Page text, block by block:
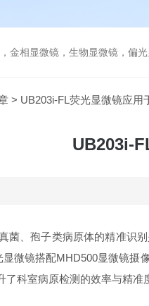
金相显微镜，生物显微镜，偏
> UB203i-FL荧光显微镜应用
UB203i-
菌、孢子类病原体的精准识
微镜搭配MHD500显微镜
了科室病原检测的效率与精